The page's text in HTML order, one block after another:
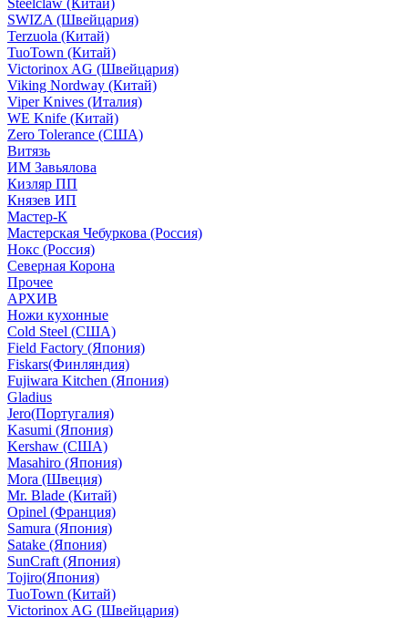
Steelclaw (Китай)
SWIZA (Швейцария)
Terzuola (Китай)
TuoTown (Китай)
Victorinox AG (Швейцария)
Viking Nordway (Китай)
Viper Knives (Италия)
WE Knife (Китай)
Zero Tolerance (США)
Витязь
ИМ Завьялова
Кизляр ПП
Князев ИП
Мастер-К
Мастерская Чебуркова (Россия)
Нокс (Россия)
Северная Корона
Прочее
АРХИВ
Ножи кухонные
Cold Steel (США)
Field Factory (Япония)
Fiskars(Финляндия)
Fujiwara Kitchen (Япония)
Gladius
Jero(Португалия)
Kasumi (Япония)
Kershaw (США)
Masahiro (Япония)
Mora (Швеция)
Mr. Blade (Китай)
Opinel (Франция)
Samura (Япония)
Satake (Япония)
SunCraft (Япония)
Tojiro(Япония)
TuoTown (Китай)
Victorinox AG (Швейцария)